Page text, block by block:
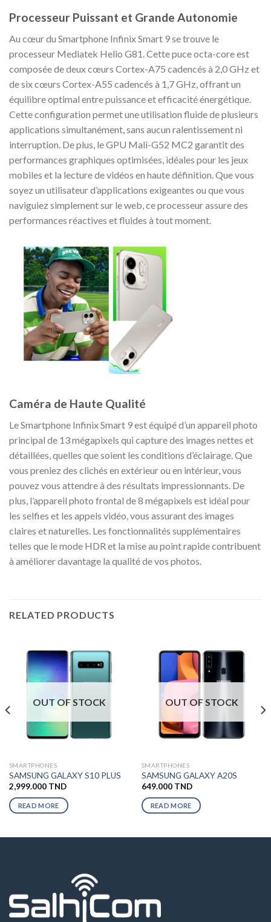
Processeur Puissant et Grande Autonomie
Au cœur du Smartphone Infinix Smart 9 se trouve le
processeur Mediatek Helio G81. Cette puce octa-core est
composée de deux cœurs Cortex-A75 cadencés à 2,0 GHz et
de six cœurs Cortex-A55 cadencés à 1,7 GHz, offrant un
équilibre optimal entre puissance et efficacité énergétique.
Cette configuration permet une utilisation fluide de plusieurs
applications simultanément, sans aucun ralentissement ni
interruption. De plus, le GPU Mali-G52 MC2 garantit des
performances graphiques optimisées, idéales pour les jeux
mobiles et la lecture de vidéos en haute définition. Que vous
soyez un utilisateur d’applications exigeantes ou que vous
naviguiez simplement sur le web, ce processeur assure des
performances réactives et fluides à tout moment.
Caméra de Haute Qualité
Le Smartphone Infinix Smart 9 est équipé d’un appareil photo
principal de 13 mégapixels qui capture des images nettes et
détaillées, quelles que soient les conditions d’éclairage. Que
vous preniez des clichés en extérieur ou en intérieur, vous
pouvez vous attendre à des résultats impressionnants. De
plus, l’appareil photo frontal de 8 mégapixels est idéal pour
les selfies et les appels vidéo, vous assurant des images
claires et naturelles. Les fonctionnalités supplémentaires
telles que le mode HDR et la mise au point rapide contribuent
à améliorer davantage la qualité de vos photos.
RELATED PRODUCTS
OUT OF STOCK
SMARTPHONES
SAMSUNG GALAXY S10 PLUS
2,999.000 TND
READ MORE
OUT OF STOCK
SMARTPHONES
SAMSUNG GALAXY A20S
649.000 TND
READ MORE